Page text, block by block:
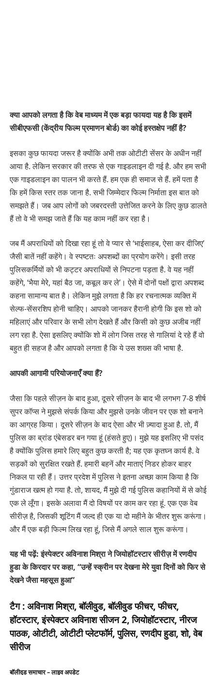
क्या आपको लगता है कि वेब माध्यम में एक बड़ा फायदा यह है कि इसमें
सीबीएफसी (केंद्रीय फिल्म प्रमाणन बोर्ड) का कोई हस्तक्षेप नहीं है?
इसका कुछ फायदा जरूर है क्योंकि अभी तक ओटीटी सेंसर के अधीन नहीं
आया है. लेकिन सरकार की तरफ से एक गाइडलाइन दी गई है. और हम सभी
एक गाइडलाइन का पालन भी करते हैं. हम एक ही समाज से हैं. हमें पता है
कि हमें किस स्तर तक जाना है. सभी जिम्मेदार फिल्म निर्माता इस बात को
समझते हैं। जब आप लोगों को जबरदस्ती उत्तेजित करने के लिए कुछ डालते
हैं तो वे भी समझ जाते हैं कि यह काम नहीं कर रहा है।
जब मैं अपराधियों को दिखा रहा हूं तो वे प्यार से ‘भाईसाहब, ऐसा कर दीजिए’
जैसी बातें नहीं कहेंगे। वे स्पष्टतः अपशब्दों का प्रयोग करेंगे। इसी तरह
पुलिसकर्मियों को भी कट्टर अपराधियों से निपटना पड़ता है. वे यह नहीं
कहेंगे, ‘भैया मेरे, यहां बैठ जा, कबूल कर ले’। ऐसे में दोनों पक्षों द्वारा अपशब्द
कहना सामान्य बात है। लेकिन मुझे लगता है कि हर रचनात्मक व्यक्ति में
सेल्फ-सेंसरशिप होनी चाहिए। आपको जानकर हैरानी होगी कि इस शो को
महिलाएं और परिवार के सभी लोग देखते हैं और किसी को कुछ अजीब नहीं
लग रहा है. ऐसा इसलिए क्योंकि शो में लोग जिस तरह से गालियां दे रहे हैं वो
बहुत ही सहज है और आपको लगता है कि ये उस शख्स की भाषा है.
आपकी आगामी परियोजनाएँ क्या हैं?
जैसा कि पहले सीज़न के बाद हुआ, दूसरे सीज़न के बाद भी लगभग 7-8 शीर्ष
सुपर कॉप्स ने मुझसे संपर्क किया और मुझसे उनके जीवन पर एक शो बनाने
का आग्रह किया। दूसरे सीज़न के बाद ऐसा और भी ज़्यादा हुआ है. तो, मैं
पुलिस का ब्रांड एंबेसडर बन गया हूं (हंसते हुए)। मुझे यह इसलिए भी पसंद
है क्योंकि पुलिस हमारे लिए बहुत कुछ करती है; यह एक कृतघ्न कार्य है. वे
सड़कों को सुरक्षित रखते हैं. हमारी बहनें और माताएं निडर होकर बाहर
निकल पा रही हैं। उत्तर प्रदेश में पुलिस ने इतना अच्छा काम किया है कि
गुंडाराज खत्म हो गया है. तो, शायद, मैं मुझे दी गई पुलिस कहानियों में से कोई
एक ले लूँगा। इसके अलावा मैं दो विषयों पर काम कर रहा हूं. एक एक वेब
सीरीज़ है, जिसकी शूटिंग मैं जल्द ही एक या दो महीने के भीतर शुरू करूंगा।
और मैं एक बड़ी फिल्म लिख रहा हूं, जिसे मैं अगले साल शुरू करूंगा।
यह भी पढ़ें: इंस्पेक्टर अविनाश मिश्रा ने जियोहॉटस्टार सीरीज़ में रणदीप
हुडा के किरदार पर कहा, “उन्हें स्क्रीन पर देखना मेरे युवा दिनों को फिर से
देखने जैसा महसूस हुआ”
टैग :अविनाश मिश्रा, बॉलीवुड, बॉलीवुड फीचर, फीचर,
हॉटस्टार, इंस्पेक्टर अविनाश सीजन 2, जियोहॉटस्टार, नीरज
पाठक, ओटीटी, ओटीटी प्लेटफॉर्म, पुलिस, रणदीप हुडा, शो, वेब
सीरीज
बॉलीवुड समाचार – लाइव अपडेट